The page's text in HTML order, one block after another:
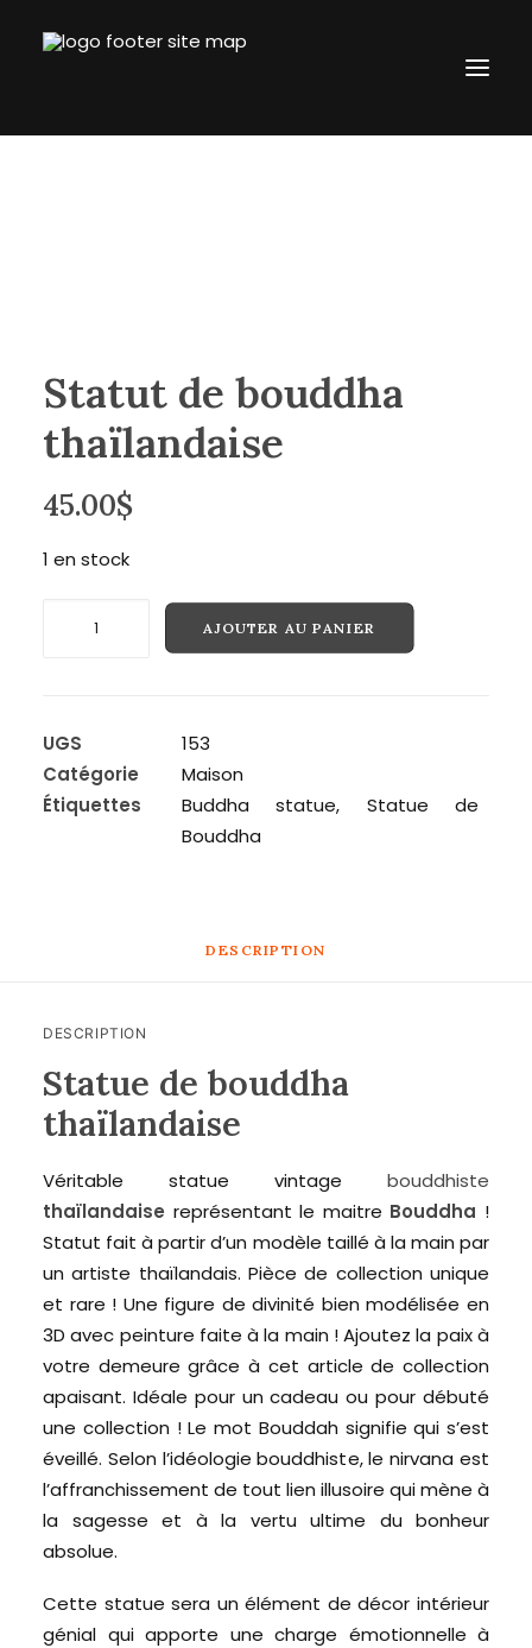
revtronik@protonmail.com
514.434.8777
Statut de bouddha
thaïlandaise
45.00$
1 en stock
bouddha
thaïlandaise
AJOUTER AU PANIER
UGS
153
Catégorie
Maison
Étiquettes
Buddha statue, Statue de
Bouddha
DESCRIPTION
DESCRIPTION
Statue de bouddha
thaïlandaise
Véritable statue vintage bouddhiste
thaïlandaise représentant le maitre Bouddha !
Statut fait à partir d’un modèle taillé à la main par
un artiste thaïlandais. Pièce de collection unique
et rare ! Une figure de divinité bien modélisée en
3D avec peinture faite à la main ! Ajoutez la paix à
votre demeure grâce à cet article de collection
apaisant. Idéale pour un cadeau ou pour débuté
une collection ! Le mot Bouddah signifie qui s’est
éveillé. Selon l’idéologie bouddhiste, le nirvana est
l’affranchissement de tout lien illusoire qui mène à
la sagesse et à la vertu ultime du bonheur
absolue.
Cette statue sera un élément de décor intérieur
génial qui apporte une charge émotionnelle à